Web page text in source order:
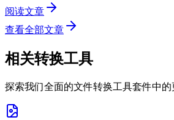
阅读文章
查看全部文章
相关转换工具
探索我们全面的文件转换工具套件中的